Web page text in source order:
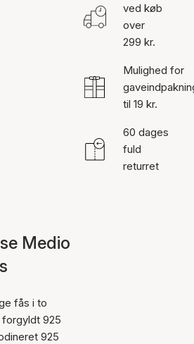
ved køb
over
299 kr.
Mulighed for
til 19 kr.
60 dages
fuld
returret
Medio
fås i to
forgyldt 925
925